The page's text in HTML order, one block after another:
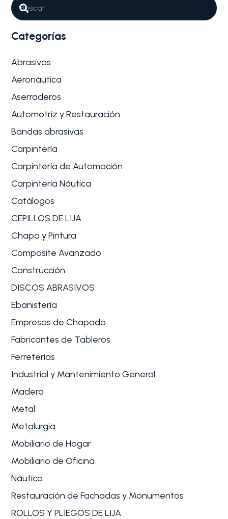
Categorías
Abrasivos
Aeronáutica
Aserraderos
Automotriz y Restauración
Bandas abrasivas
Carpintería
Carpintería de Automoción
Carpintería Náutica
Catálogos
CEPILLOS DE LIJA
Chapa y Pintura
Composite Avanzado
Construcción
DISCOS ABRASIVOS
Ebanistería
Empresas de Chapado
Fabricantes de Tableros
Ferreterías
Industrial y Mantenimiento General
Madera
Metal
Metalurgia
Mobiliario de Hogar
Mobiliario de Oficina
Náutico
Restauración de Fachadas y Monumentos
ROLLOS Y PLIEGOS DE LIJA